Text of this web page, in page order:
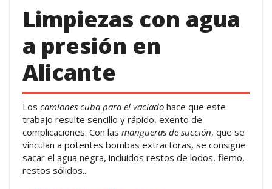
Limpiezas con agua
a presión en
Alicante
Los camiones cuba para el vaciadohace que este
trabajo resulte sencillo y rápido, exento de
complicaciones. Con las mangueras de succión, que se
vinculan a potentes bombas extractoras, se consigue
sacar el agua negra, incluidos restos de lodos, fiemo,
restos sólidos...